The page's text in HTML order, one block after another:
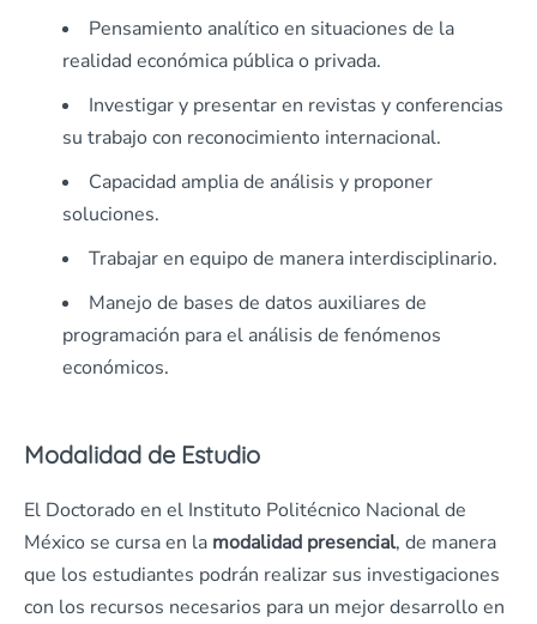
Pensamiento analítico en situaciones de la
realidad económica pública o privada.
Investigar y presentar en revistas y conferencias
su trabajo con reconocimiento internacional.
Capacidad amplia de análisis y proponer
soluciones.
Trabajar en equipo de manera interdisciplinario.
Manejo de bases de datos auxiliares de
programación para el análisis de fenómenos
económicos.
Modalidad de Estudio
El Doctorado en el Instituto Politécnico Nacional de
México se cursa en la modalidad presencial, de manera
que los estudiantes podrán realizar sus investigaciones
con los recursos necesarios para un mejor desarrollo en